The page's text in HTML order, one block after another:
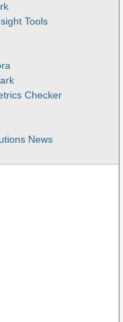
Tools
Checker
News